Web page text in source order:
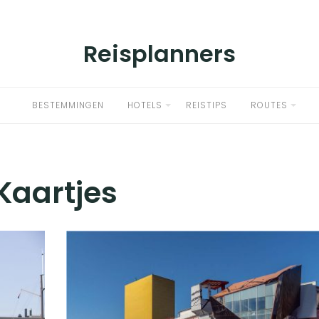
Reisplanners
BESTEMMINGEN HOTELS REISTIPS ROUTES